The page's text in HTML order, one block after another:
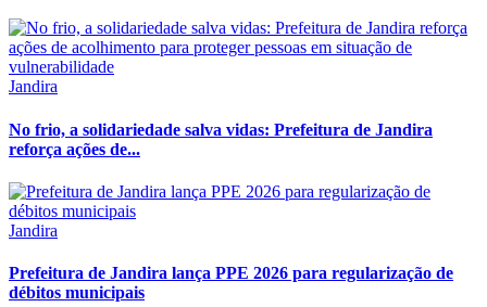
Jandira
No frio, a solidariedade salva vidas: Prefeitura de Jandira
reforça ações de...
Jandira
Prefeitura de Jandira lança PPE 2026 para regularização de
débitos municipais